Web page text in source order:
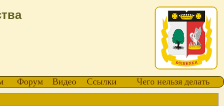
Форум Видео Ссылки Чего нельзя делать